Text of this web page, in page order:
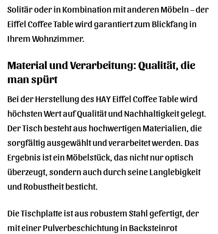
Solitär oder in Kombination mit anderen Möbeln – der
Eiffel Coffee Table wird garantiert zum Blickfang in
Ihrem Wohnzimmer.
Material und Verarbeitung: Qualität, die
man spürt
Bei der Herstellung des HAY Eiffel Coffee Table wird
höchsten Wert auf Qualität und Nachhaltigkeit gelegt.
Der Tisch besteht aus hochwertigen Materialien, die
sorgfältig ausgewählt und verarbeitet werden. Das
Ergebnis ist ein Möbelstück, das nicht nur optisch
überzeugt, sondern auch durch seine Langlebigkeit
und Robustheit besticht.
Die Tischplatte ist aus robustem Stahl gefertigt, der
mit einer Pulverbeschichtung in Backsteinrot